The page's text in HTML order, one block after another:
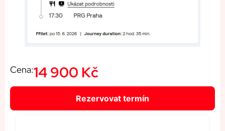
Cena:14 900 Kč
Rezervovat termín